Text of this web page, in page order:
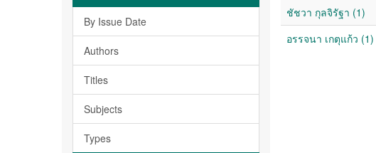
By Issue Date
Authors
Titles
Subjects
Types
ชัชวา กุลจิรัฐา (1)
อรรจนา เกตุแก้ว (1)